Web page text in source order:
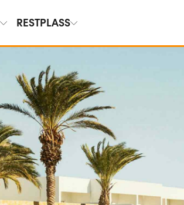
RESTPLASS